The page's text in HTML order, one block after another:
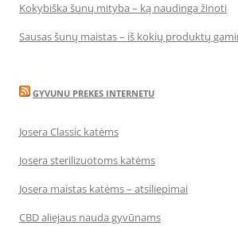
Kokybiška šunų mityba – ką naudinga žinoti
Sausas šunų maistas – iš kokių produktų
GYVUNU PREKES INTERNETU
Josera Classic katėms
Josera sterilizuotoms katėms
Josera maistas katėms – atsiliepimai
CBD aliejaus nauda gyvūnams